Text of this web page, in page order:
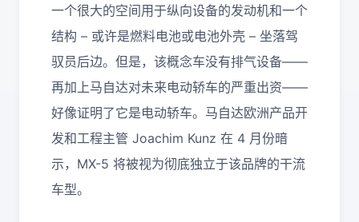
一个很大的空间用于纵向设备的发动机和一个
结构 – 或许是燃料电池或电池外壳 – 坐落驾
驭员后边。但是，该概念车没有排气设备——
再加上马自达对未来电动轿车的严重出资——
好像证明了它是电动轿车。马自达欧洲产品开
发和工程主管 Joachim Kunz 在 4 月份暗
示，MX-5 将被视为彻底独立于该品牌的干流
车型。